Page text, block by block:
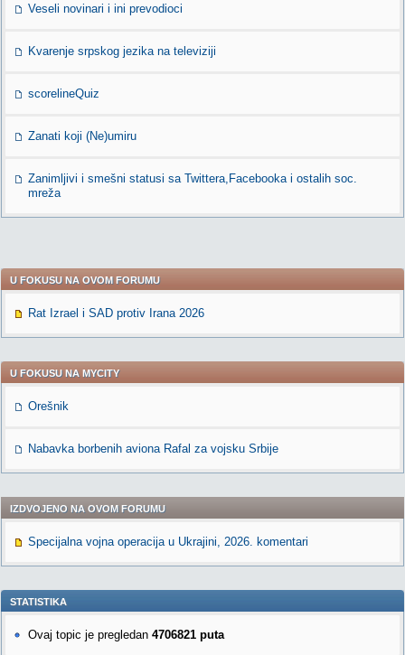
Veseli novinari i ini prevodioci
Kvarenje srpskog jezika na televiziji
scorelineQuiz
Zanati koji (Ne)umiru
Zanimljivi i smešni statusi sa Twittera,Facebooka i ostalih soc.
mreža
U FOKUSU NA OVOM FORUMU
Rat Izrael i SAD protiv Irana 2026
U FOKUSU NA MYCITY
Orešnik
Nabavka borbenih aviona Rafal za vojsku Srbije
IZDVOJENO NA OVOM FORUMU
Specijalna vojna operacija u Ukrajini, 2026. komentari
STATISTIKA
Ovaj topic je pregledan 4706821 puta